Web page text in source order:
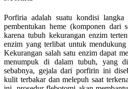
Porfiria adalah suatu kondisi langka
pembentukan heme (komponen dari
karena tubuh kekurangan enzim
enzim yang terlibat untuk mendukung
Kekurangan salah satu enzim dapat
menumpuk di dalam tubuh, yang
sebabnya, gejala dari porfirin ini
kulit terbakar dan melepuh saat